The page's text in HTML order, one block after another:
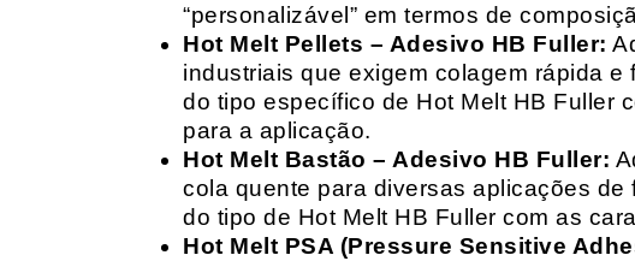
“personalizável” em termos de
Hot Melt Pellets – Adesivo HB Fuller:
industriais que exigem colagem rápida
do tipo específico de Hot Melt HB Fuller
para a aplicação.
Hot Melt Bastão – Adesivo HB Fuller:
cola quente para diversas aplicações
do tipo de Hot Melt HB Fuller com as
Hot Melt PSA (Pressure Sensitive